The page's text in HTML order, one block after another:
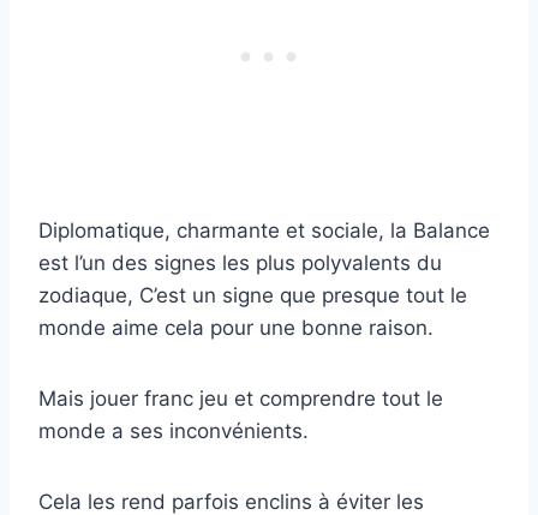
Diplomatique, charmante et sociale, la Balance
est l’un des signes les plus polyvalents du
zodiaque, C’est un signe que presque tout le
monde aime cela pour une bonne raison.
Mais jouer franc jeu et comprendre tout le
monde a ses inconvénients.
Cela les rend parfois enclins à éviter les